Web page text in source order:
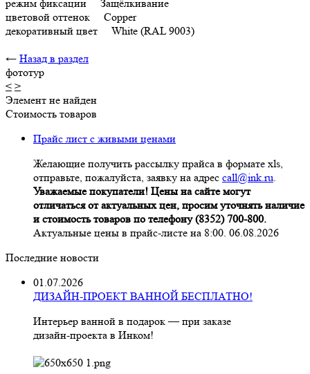
режим фиксации Защёлкивание
цветовой оттенок Copper
декоративный цвет White (RAL 9003)
← Назад в раздел
фототур
< >
Элемент не найден
Стоимость товаров
Прайс лист с живыми ценами
Желающие получить рассылку прайса в формате xls,
отправьте, пожалуйста, заявку на адрес call@ink.ru.
Уважаемые покупатели! Цены на сайте могут
отличаться от актуальных цен, просим уточнять наличие
и стоимость товаров по телефону (8352) 700-800.
Актуальные цены в прайс-листе на 8:00. 06.08.2026
Последние новости
01.07.2026
ДИЗАЙН-ПРОЕКТ ВАННОЙ БЕСПЛАТНО!
Интерьер ванной в подарок — при заказе
дизайн‑проекта в Инком!